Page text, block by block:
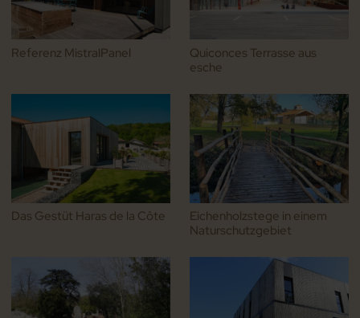
Referenz MistralPanel
Quiconces Terrasse aus
esche
Das Gestüt Haras de la Côte
Eichenholzstege in einem
Naturschutzgebiet